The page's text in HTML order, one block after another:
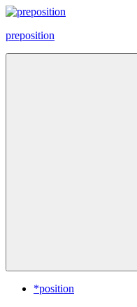
Zum
springen
preposition
*position